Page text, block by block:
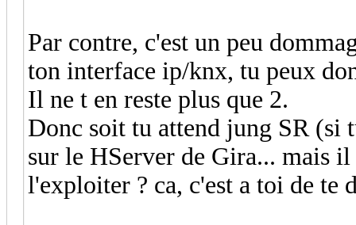
Par contre, c'est un peu
ton interface ip/knx, tu peux
Il ne t en reste plus que 2.
Donc soit tu attend jung SR (si
sur le HServer de Gira... mais
l'exploiter ? ca, c'est a toi de te